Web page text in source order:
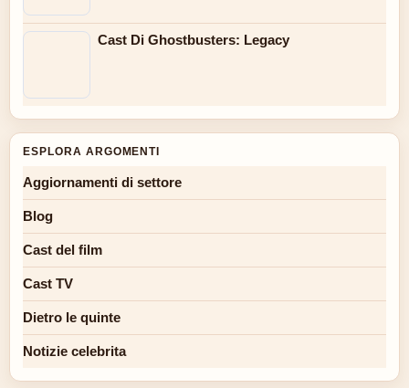
Cast Di Ghostbusters: Legacy
ESPLORA ARGOMENTI
Aggiornamenti di settore
Blog
Cast del film
Cast TV
Dietro le quinte
Notizie celebrita